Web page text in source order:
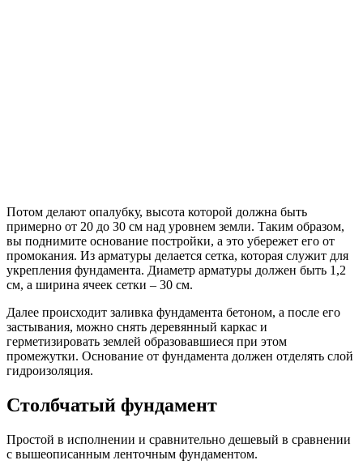
Потом делают опалубку, высота которой должна быть
примерно от 20 до 30 см над уровнем земли. Таким образом,
вы поднимите основание постройки, а это убережет его от
промокания. Из арматуры делается сетка, которая служит для
укрепления фундамента. Диаметр арматуры должен быть 1,2
см, а ширина ячеек сетки – 30 см.
Далее происходит заливка фундамента бетоном, а после его
застывания, можно снять деревянный каркас и
герметизировать землей образовавшиеся при этом
промежутки. Основание от фундамента должен отделять слой
гидроизоляция.
Столбчатый фундамент
Простой в исполнении и сравнительно дешевый в сравнении
с вышеописанным ленточным фундаментом.